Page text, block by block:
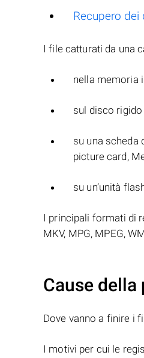
Recupero
I file catturati da una
nella memoria
sul disco
su una scheda
picture card,
su un’unità
I principali formati di
MKV, MPG, MPEG,
Cause
Dove vanno a finire i
I motivi per cui le